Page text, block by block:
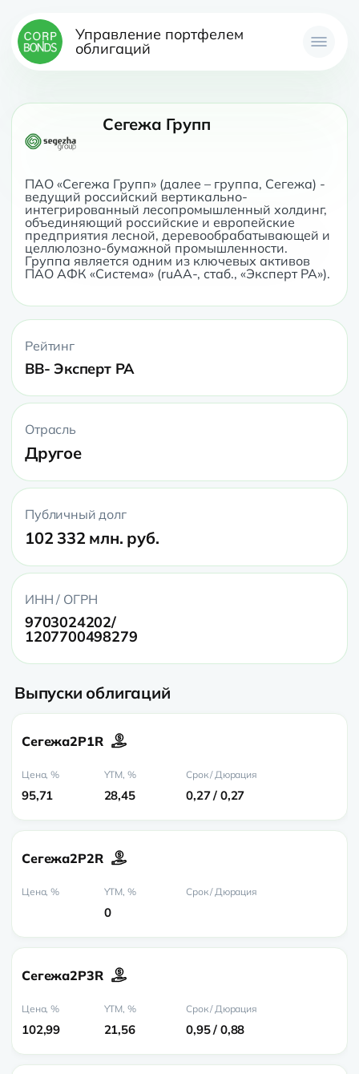
Управление портфелем
облигаций
Сегежа Групп
ПАО «Сегежа Групп» (далее – группа, Сегежа) -
ведущий российский вертикально-
интегрированный лесопромышленный холдинг,
объединяющий российские и европейские
предприятия лесной, деревообрабатывающей и
целлюлозно-бумажной промышленности.
Группа является одним из ключевых активов
ПАО АФК «Система» (ruAA-, стаб., «Эксперт РА»).
Рейтинг
BB- Эксперт РА
Отрасль
Другое
Публичный долг
102 332 млн. руб.
ИНН / ОГРН
9703024202/
1207700498279
Выпуски облигаций
Сегежа2P1R
95,71 28,45 0,27 / 0,27
Сегежа2P2R
0
Сегежа2P3R
102,99 21,56 0,95 / 0,88